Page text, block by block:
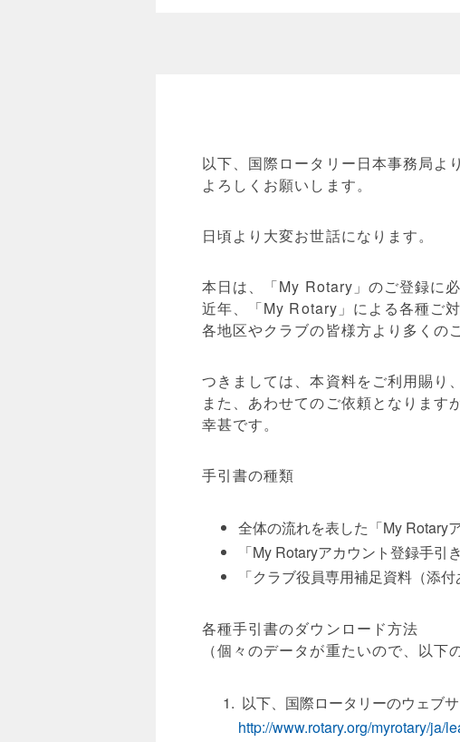
以下、国際ロータリー日本事務局よ
よろしくお願いします。
日頃より大変お世話になります。
本日は、「My Rotary」のご登録に
近年、「My Rotary」による各種ご
各地区やクラブの皆様方より多くの
つきましては、本資料をご利用賜り
また、あわせてのご依頼となりま
幸甚です。
手引書の種類
全体の流れを表した「My Rotary
「My Rotaryアカウント登録手引
「クラブ役員専用補足資料（添付
各種手引書のダウンロード方法
（個々のデータが重たいので、以下
以下、国際ロータリーのウェブ
http://www.rotary.org/myrotary/ja/